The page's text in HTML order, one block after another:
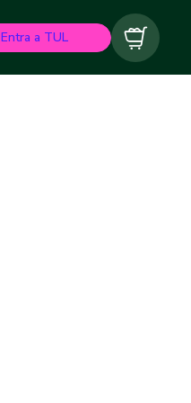
Entra a TUL Carrito